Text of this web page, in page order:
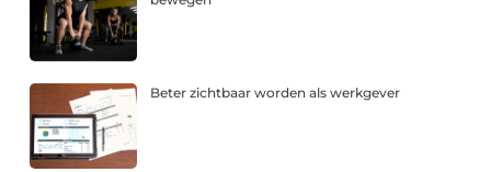
Beter zichtbaar worden als werkgever